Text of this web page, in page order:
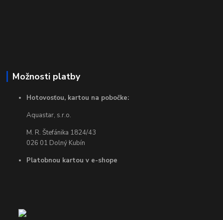
Možnosti platby
Hotovosťou, kartou na pobočke:
Aquastar, s.r.o.
M. R. Štefánika 1824/43
026 01 Dolný Kubín
Platobnou kartou v e-shope